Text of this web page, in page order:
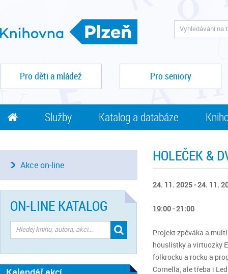
Pro děti a mládež Pro seniory
Služby Katalog a databáze
HOLEČEK &
24. 11. 2025 - 24. 11.
19:00 - 21:00
Projekt zpěváka a
houslistky a virtuozky
folkrocku a rocku a
Cornella, ale třeba i
Akce on-line
ON-LINE KATALOG